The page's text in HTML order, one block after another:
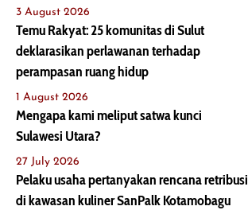
3 August 2026
Temu Rakyat: 25 komunitas di Sulut
deklarasikan perlawanan terhadap
perampasan ruang hidup
1 August 2026
Mengapa kami meliput satwa kunci
Sulawesi Utara?
27 July 2026
Pelaku usaha pertanyakan rencana retribusi
di kawasan kuliner SanPalk Kotamobagu